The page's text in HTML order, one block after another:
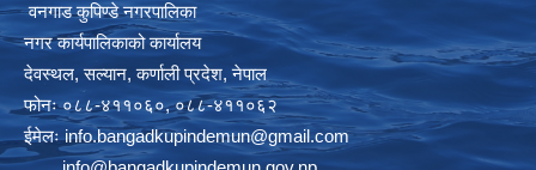
वनगाड कुपिण्डे नगरपालिका
नगर कार्यपालिकाको कार्यालय
देवस्थल, सल्यान, कर्णाली प्रदेश, नेपाल
फोनः ०८८-४११०६०, ०८८-४११०६२
ईमेलःinfo.bangadkupindemun@gmail.com